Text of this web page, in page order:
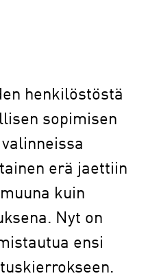
henkilöstöstä
sopimisen
erä jaettiin
kuin
Nyt on
ensi